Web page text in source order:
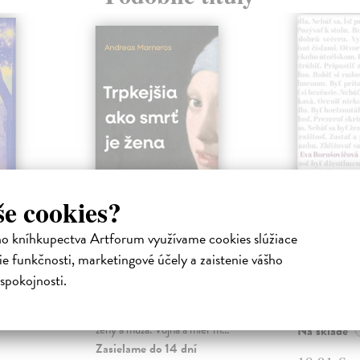
cookies?
kníhkupectva Artforum využívame cookies slúžiace
funkčnosti, marketingové účely a zaistenie vášho
o
Trpkejšia ako smrť
je žena
Marneros Andreas| Kniha
ženy a muža. Vojna a mier m...
Zasielame do 14 dní
Borušovičová
projektov,
Na sklade